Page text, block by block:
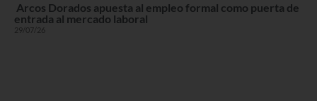
Arcos Dorados apuesta al empleo formal como puerta de
entrada al mercado laboral
29/07/26